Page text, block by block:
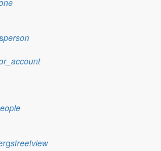
person
streetview